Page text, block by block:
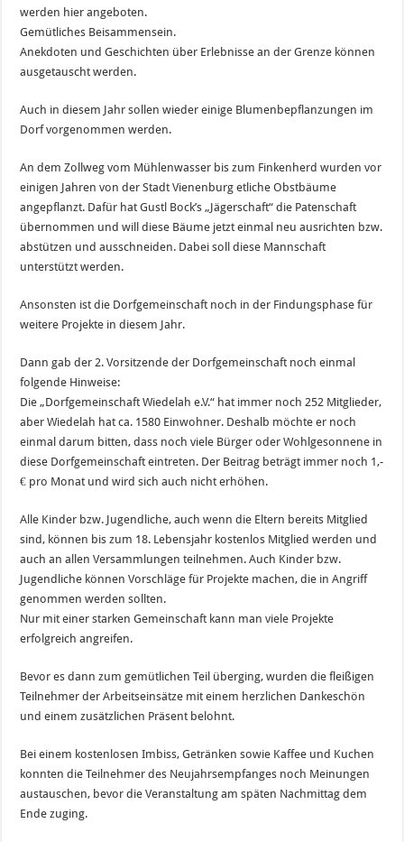
werden hier angeboten.
Gemütliches Beisammensein.
Anekdoten und Geschichten über Erlebnisse an der Grenze können
ausgetauscht werden.
Auch in diesem Jahr sollen wieder einige Blumenbepflanzungen im
Dorf vorgenommen werden.
An dem Zollweg vom Mühlenwasser bis zum Finkenherd wurden vor
einigen Jahren von der Stadt Vienenburg etliche Obstbäume
angepflanzt. Dafür hat Gustl Bock’s „Jägerschaft“ die Patenschaft
übernommen und will diese Bäume jetzt einmal neu ausrichten bzw.
abstützen und ausschneiden. Dabei soll diese Mannschaft
unterstützt werden.
Ansonsten ist die Dorfgemeinschaft noch in der Findungsphase für
weitere Projekte in diesem Jahr.
Dann gab der 2. Vorsitzende der Dorfgemeinschaft noch einmal
folgende Hinweise:
Die „Dorfgemeinschaft Wiedelah e.V.“ hat immer noch 252 Mitglieder,
aber Wiedelah hat ca. 1580 Einwohner. Deshalb möchte er noch
einmal darum bitten, dass noch viele Bürger oder Wohlgesonnene in
diese Dorfgemeinschaft eintreten. Der Beitrag beträgt immer noch 1,-
€ pro Monat und wird sich auch nicht erhöhen.
Alle Kinder bzw. Jugendliche, auch wenn die Eltern bereits Mitglied
sind, können bis zum 18. Lebensjahr kostenlos Mitglied werden und
auch an allen Versammlungen teilnehmen. Auch Kinder bzw.
Jugendliche können Vorschläge für Projekte machen, die in Angriff
genommen werden sollten.
Nur mit einer starken Gemeinschaft kann man viele Projekte
erfolgreich angreifen.
Bevor es dann zum gemütlichen Teil überging, wurden die fleißigen
Teilnehmer der Arbeitseinsätze mit einem herzlichen Dankeschön
und einem zusätzlichen Präsent belohnt.
Bei einem kostenlosen Imbiss, Getränken sowie Kaffee und Kuchen
konnten die Teilnehmer des Neujahrsempfanges noch Meinungen
austauschen, bevor die Veranstaltung am späten Nachmittag dem
Ende zuging.